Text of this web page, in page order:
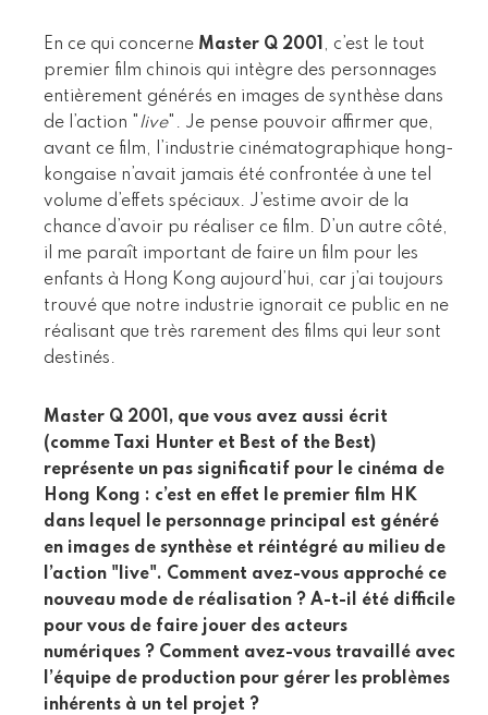
En ce qui concerne Master Q 2001 , c’est le tout
premier film chinois qui intègre des personnages
entièrement générés en images de synthèse dans
de l’action " live". Je pense pouvoir affirmer que,
avant ce film, l’industrie cinématographique hong-
kongaise n’avait jamais été confrontée à une tel
volume d’effets spéciaux. J’estime avoir de la
chance d’avoir pu réaliser ce film. D’un autre côté,
il me paraît important de faire un film pour les
enfants à Hong Kong aujourd’hui, car j’ai toujours
trouvé que notre industrie ignorait ce public en ne
réalisant que très rarement des films qui leur sont
destinés.
Master Q 2001, que vous avez aussi écrit
(comme Taxi Hunter et Best of the Best)
représente un pas significatif pour le cinéma de
Hong Kong : c’est en effet le premier film HK
dans lequel le personnage principal est généré
en images de synthèse et réintégré au milieu de
l’action "live". Comment avez-vous approché ce
nouveau mode de réalisation ? A-t-il été difficile
pour vous de faire jouer des acteurs
numériques ? Comment avez-vous travaillé avec
l’équipe de production pour gérer les problèmes
inhérents à un tel projet ?